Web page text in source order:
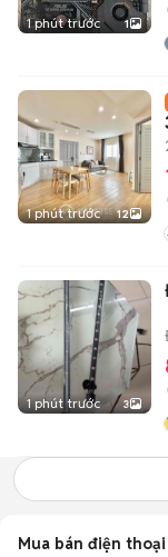
1 phút trước 1
1 phút trước 12
1 phút trước 3
Mua bán điện thoại